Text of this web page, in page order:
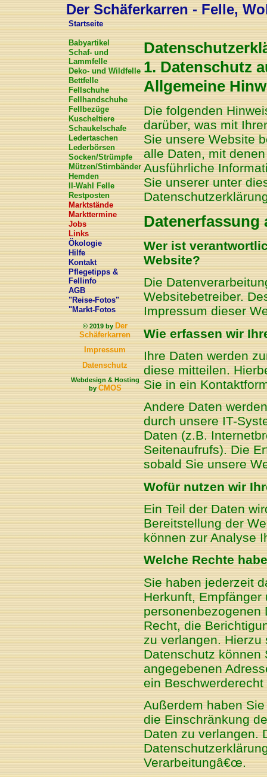
Der Schäferkarren - Felle,
Startseite
Babyartikel
Schaf- und
Lammfelle
Deko- und Wildfelle
Bettfelle
Fellschuhe
Fellhandschuhe
Fellbezüge
Kuscheltiere
Schaukelschafe
Ledertaschen
Lederbörsen
Socken/Strümpfe
Mützen/Stirnbänder
Hemden
II-Wahl Felle
Restposten
Marktstände
Markttermine
Jobs
Links
Ökologie
Hilfe
Kontakt
Pflegetipps &
Fellinfo
AGB
"Reise-Fotos"
"Markt-Fotos
© 2019 byDer
Schäferkarren
Impressum
Datenschutz
Webdesign & Hosting
byCMOS
1. Datenschutz
Allgemeine
Die folgenden
darüber, was mit
Sie unsere Website
alle Daten, mit
Ausführliche
Sie unserer unter
Datenerfassung
Wer ist
Website?
Die
Websitebetreiber.
Impressum dieser
Wie erfassen wir
Ihre Daten werden
diese mitteilen.
Sie in ein
Andere Daten
durch unsere IT-
Daten (z.B.
Seitenaufrufs). Die
sobald Sie unsere
Wofür nutzen wir
Ein Teil der Daten
Bereitstellung der
können zur Analyse
Welche Rechte
Sie haben jederzeit
Herkunft,
personenbezogenen
Recht, die
zu verlangen. Hierzu
Datenschutz können
angegebenen
ein
Außerdem haben
die Einschränkung
Daten zu verlangen.
Verarbeitungâ€œ.